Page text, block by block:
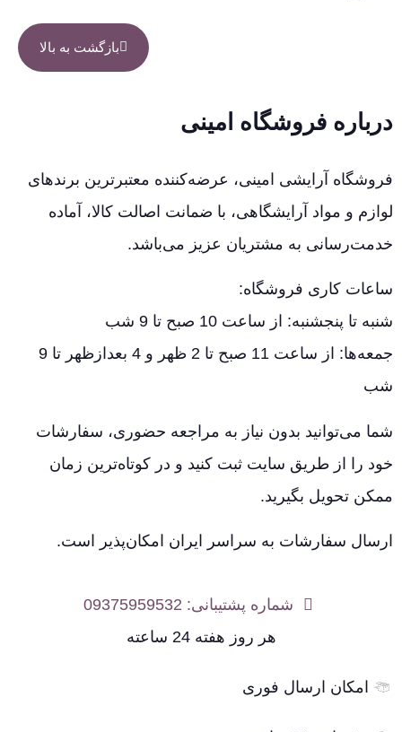
بازگشت به بالا
درباره فروشگاه امینی
فروشگاه آرایشی امینی، عرضه‌کننده معتبرترین برندهای
لوازم و مواد آرایشگاهی، با ضمانت اصالت کالا، آماده
خدمت‌رسانی به مشتریان عزیز می‌باشد.
ساعات کاری فروشگاه:
شنبه تا پنجشنبه: از ساعت 10 صبح تا 9 شب
جمعه‌ها: از ساعت 11 صبح تا 2 ظهر و 4 بعدازظهر تا 9
شب
شما می‌توانید بدون نیاز به مراجعه حضوری، سفارشات
خود را از طریق سایت ثبت کنید و در کوتاه‌ترین زمان
ممکن تحویل بگیرید.
ارسال سفارشات به سراسر ایران امکان‌پذیر است.
شماره پشتیبانی: 09375959532
هر روز هفته 24 ساعته
امکان ارسال فوری